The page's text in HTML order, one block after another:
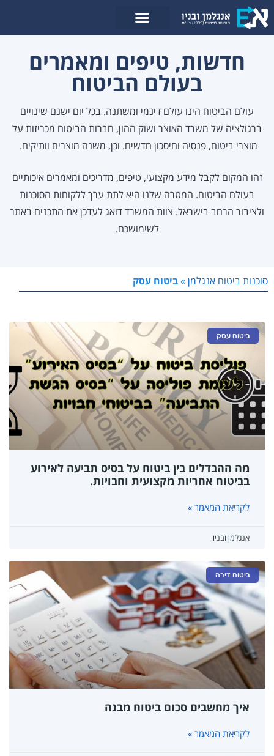
לתוכן
חדשות, טיפים ומאמרים
בעולם הביטוח
עולם הביטוח הינו עולם דינמי ומשתנה. בכל יום ישנם שינויים
ברגולציה של משרד האוצר ושוק ההון, חברות הביטוח מכריזות על
מוצרי ביטוח, פנסיה וחיסכון חדשים. וכן, משנה מוצרים וותיקים.
זהו המקום לקבל מידע מקצועי, טיפים, מדריכים ומאמרים איכותיים
בעולם הביטוח. המטרה שלנו היא לתת ערך ללקוחות הסוכנות
ולציבור הרחב בישראל. צוות המשרד דואג לעדכן את התכנים באתר
לשימושכם.
סוכנות ביטוח אנגלמן »ביטוח עסק
ביטוח עסק
מה ההבדלים בין ביטוח על בסיס תביעה לאירוע
בביטוח אחריות מקצועית וחבויות.
לקריאת המאמר »
אנגלמן ובניו
ביטוח דירה
איך מחשבים סכום ביטוח מבנה
לקריאת המאמר »